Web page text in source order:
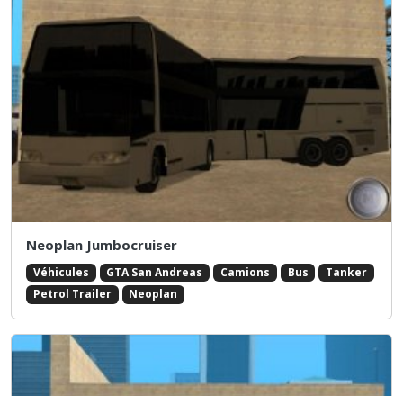
Neoplan Jumbocruiser
Véhicules GTA San Andreas Camions Bus
Tanker
Petrol Trailer
Neoplan